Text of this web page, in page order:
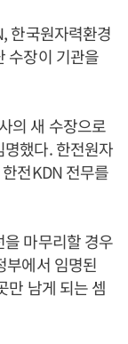
한국원자력환경
수장이 기관을
의 새 수장으로
했다. 한전원자
전KDN 전무를
마무리할 경우
부에서 임명된
만 남게 되는 셈